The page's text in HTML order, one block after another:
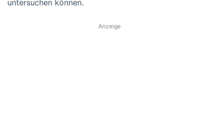
untersuchen können.
Anzeige